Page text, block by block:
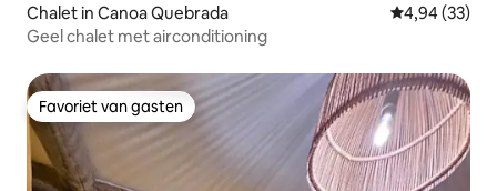
Chalet in Canoa Quebrada Gemiddelde
4,94 (33)
Geel chalet met airconditioning
Favoriet van gasten
Favoriet van gasten